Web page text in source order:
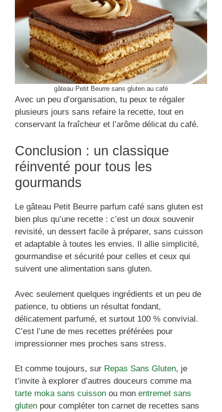
gâteau Petit Beurre sans gluten au café
Avec un peu d’organisation, tu peux te régaler
plusieurs jours sans refaire la recette, tout en
conservant la fraîcheur et l’arôme délicat du café.
Conclusion : un classique
réinventé pour tous les
gourmands
Le gâteau Petit Beurre parfum café sans gluten est
bien plus qu’une recette : c’est un doux souvenir
revisité, un dessert facile à préparer, sans cuisson
et adaptable à toutes les envies. Il allie simplicité,
gourmandise et sécurité pour celles et ceux qui
suivent une alimentation sans gluten.
Avec seulement quelques ingrédients et un peu de
patience, tu obtiens un résultat fondant,
délicatement parfumé, et surtout 100 % convivial.
C’est l’une de mes recettes préférées pour
impressionner mes proches sans stress.
Et comme toujours, sur Repas Sans Gluten, je
t’invite à explorer d’autres douceurs comme ma
tarte moka sans cuisson ou mon entremet sans
gluten pour compléter ton carnet de recettes sans